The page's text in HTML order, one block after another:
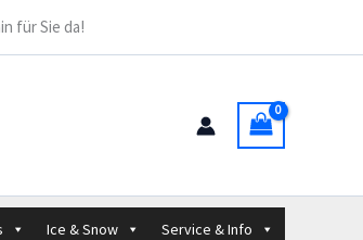
für Sie da!
Ice & Snow Service & Info